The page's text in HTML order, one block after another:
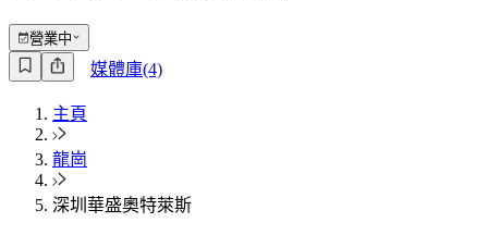
營業中
媒體庫(4)
主頁
龍崗
深圳華盛奧特萊斯